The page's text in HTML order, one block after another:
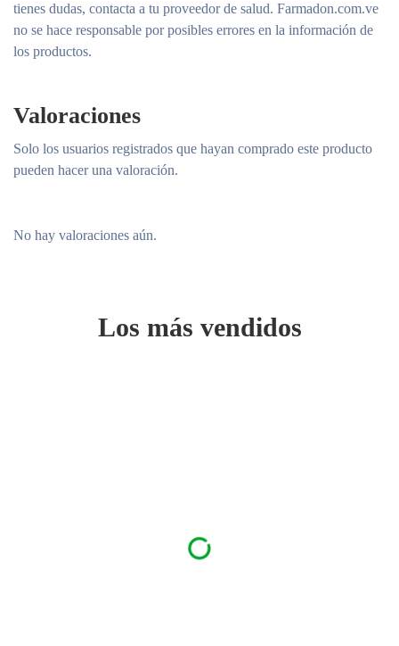
tienes dudas, contacta a tu proveedor de salud. Farmadon.com.ve
no se hace responsable por posibles errores en la información de
los productos.
Valoraciones
No hay valoraciones aún.
Solo los usuarios registrados que hayan comprado este producto
pueden hacer una valoración.
Los más vendidos